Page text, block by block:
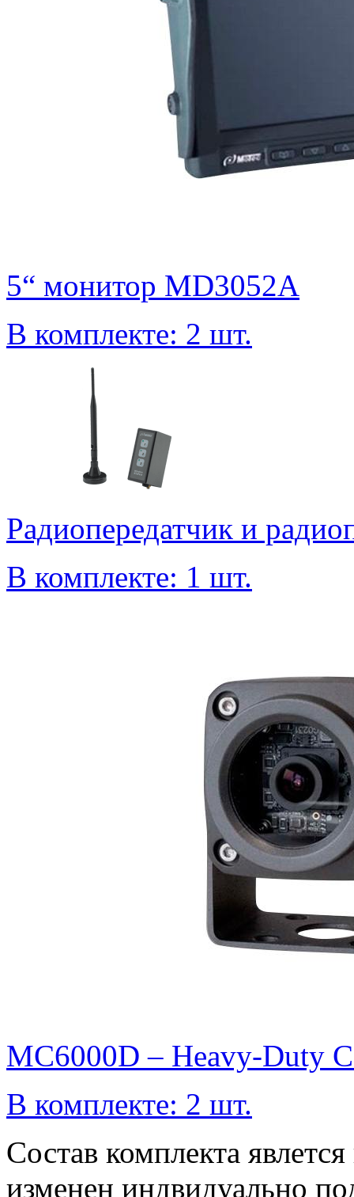
5“ монитор MD3052A
В комплекте: 2 шт.
Радиопередатчик и
В комплекте: 1 шт.
MC6000D – Heavy-Duty
В комплекте: 2 шт.
Состав комплекта
изменен индвидуально